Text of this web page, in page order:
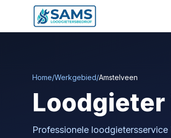
Home/Werkgebied/Amstelveen
Professionele